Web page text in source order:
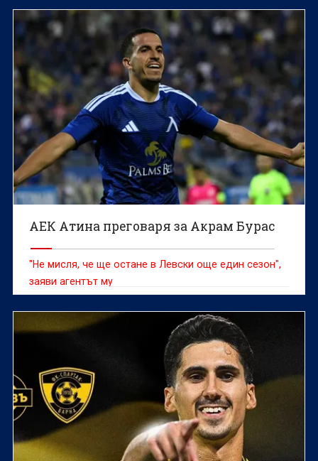
АЕК Атина преговаря за Акрам Бурас
"Не мисля, че ще остане в Левски още един сезон",
заяви агентът му